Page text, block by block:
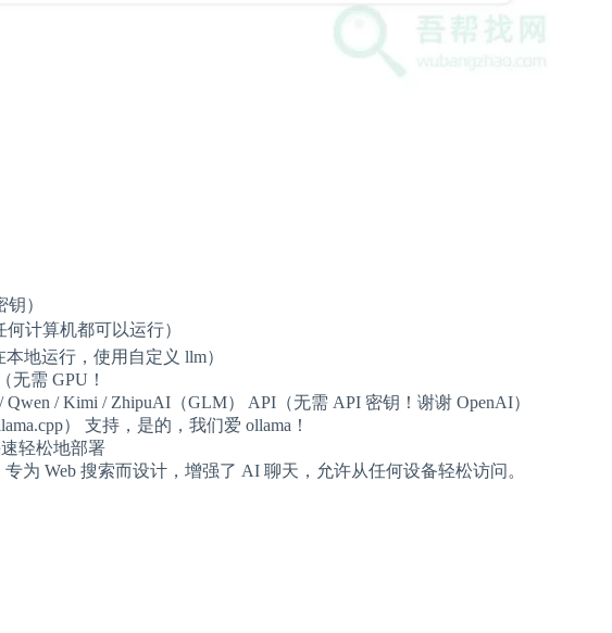
）
计算机都可以运行）
地运行，使用自定义 llm）
无需 GPU！
Qwen / Kimi / ZhipuAI（GLM） API（无需 API 密钥！谢谢 OpenAI）
） 支持，是的，我们爱 ollama！
速轻松地部署
专为 Web 搜索而设计，增强了 AI 聊天，允许从任何设备轻松访问。